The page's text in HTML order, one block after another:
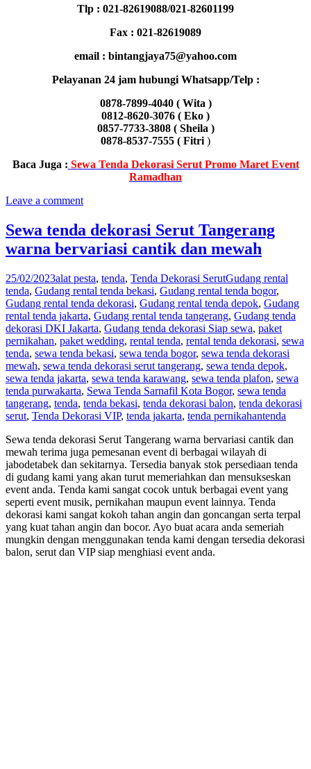
Tlp : 021-82619088/021-82601199
Fax : 021-82619089
email : bintangjaya75@yahoo.com
Pelayanan 24 jam hubungi Whatsapp/Telp :
0878-7899-4040 ( Wita )
0812-8620-3076 ( Eko )
0857-7733-3808 ( Sheila )
0878-8537-7555 ( Fitri )
Baca Juga : Sewa Tenda Dekorasi Serut Promo Maret Event
Ramadhan
Leave a comment
Sewa tenda dekorasi Serut Tangerang
warna bervariasi cantik dan mewah
25/02/2023alat pesta, tenda, Tenda Dekorasi SerutGudang rental
tenda, Gudang rental tenda bekasi, Gudang rental tenda bogor,
Gudang rental tenda dekorasi, Gudang rental tenda depok, Gudang
rental tenda jakarta, Gudang rental tenda tangerang, Gudang tenda
dekorasi DKI Jakarta, Gudang tenda dekorasi Siap sewa, paket
pernikahan, paket wedding, rental tenda, rental tenda dekorasi, sewa
tenda, sewa tenda bekasi, sewa tenda bogor, sewa tenda dekorasi
mewah, sewa tenda dekorasi serut tangerang, sewa tenda depok,
sewa tenda jakarta, sewa tenda karawang, sewa tenda plafon, sewa
tenda purwakarta, Sewa Tenda Sarnafil Kota Bogor, sewa tenda
tangerang, tenda, tenda bekasi, tenda dekorasi balon, tenda dekorasi
serut, Tenda Dekorasi VIP, tenda jakarta, tenda pernikahantenda
Sewa tenda dekorasi Serut Tangerang warna bervariasi cantik dan
mewah terima juga pemesanan event di berbagai wilayah di
jabodetabek dan sekitarnya. Tersedia banyak stok persediaan tenda
di gudang kami yang akan turut memeriahkan dan mensukseskan
event anda. Tenda kami sangat cocok untuk berbagai event yang
seperti event musik, pernikahan maupun event lainnya. Tenda
dekorasi kami sangat kokoh tahan angin dan goncangan serta terpal
yang kuat tahan angin dan bocor. Ayo buat acara anda semeriah
mungkin dengan menggunakan tenda kami dengan tersedia dekorasi
balon, serut dan VIP siap menghiasi event anda.